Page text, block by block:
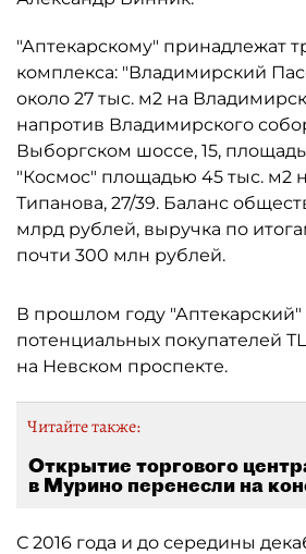
"Аптекарскому" принадлежат
комплекса: "Владимирский
около 27 тыс. м2 на
напротив Владимирского
Выборгском шоссе, 15,
"Космос" площадью 45 тыс. м2
Типанова, 27/39. Баланс
млрд рублей, выручка по
почти 300 млн рублей.
В прошлом году
потенциальных покупателей
на Невском проспекте.
Читайте также:
Открытие торгового
в Мурино перенесли на
С 2016 года и до середины